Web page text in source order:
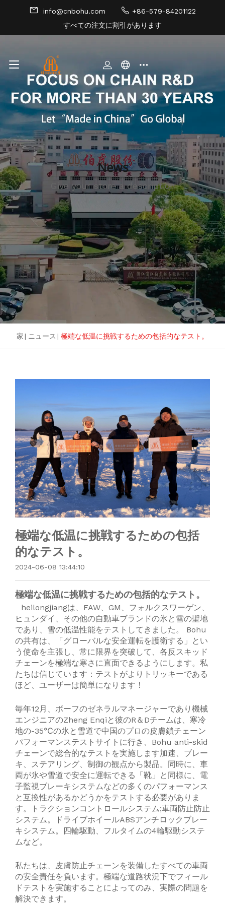
info@cnbohu.com
+86-579-84201122
すべての注文に割引があります
News
Give your store a description
家| ニュース | 極端な低温に挑戦するための包括的なテスト。
極端な低温に挑戦するための包括
的なテスト。
2024-06-08 13:44:10
極端な低温に挑戦するための包括的なテスト。
heilongjiangは、FAW、GM、フォルクスワーゲン、
ヒュンダイ、その他の自動車ブランドの氷と雪の聖地
であり、雪の低温性能をテストしてきました。 Bohu
の共有は、「グローバルな安全運転を護衛する」とい
う使命を主張し、常に限界を突破して、各反スキッド
チェーンを極端な寒さに直面できるようにします。私
たちは信じています：テストがよりトリッキーである
ほど、ユーザーは簡単になります！
毎年12月、ボーフのゼネラルマネージャーであり機械
エンジニアのZheng Enqiと彼のR＆Dチームは、寒冷
地の-35℃の氷と雪道で中国のプロの皮膚鎖チェーン
パフォーマンステストサイトに行き、Bohu anti-skid
チェーンで総合的なテストを実施します加速、ブレー
キ、ステアリング、制御の観点から製品。同時に、車
両が氷や雪道で安全に運転できる「靴」と同様に、電
子監視ブレーキシステムなどの多くのパフォーマンス
と互換性があるかどうかをテストする必要がありま
す。トラクションコントロールシステム;車両防止防止
システム。ドライブホイールABSアンチロックブレー
キシステム。四輪駆動、フルタイムの4輪駆動システ
ムなど。
私たちは、皮膚防止チェーンを装備したすべての車両
の安全責任を負います。極端な道路状況下でフィール
ドテストを実施することによってのみ、実際の問題を
解決できます。